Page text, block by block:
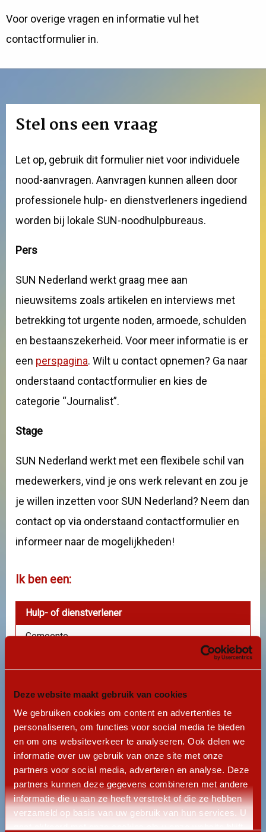
Deze website maakt gebruik van cookies
We gebruiken cookies om content en advertenties te
personaliseren, om functies voor social media te bieden
en om ons websiteverkeer te analyseren. Ook delen we
informatie over uw gebruik van onze site met onze
partners voor social media, adverteren en analyse. Deze
partners kunnen deze gegevens combineren met andere
informatie die u aan ze heeft verstrekt of die ze hebben
verzameld op basis van uw gebruik van hun services. U
Voor overige vragen en informatie vul het
contactformulier in.
Stel ons een vraag
Let op, gebruik dit formulier niet voor individuele
nood-aanvragen. Aanvragen kunnen alleen door
professionele hulp- en dienstverleners ingediend
worden bij lokale SUN-noodhulpbureaus.
Pers
SUN Nederland werkt graag mee aan
nieuwsitems zoals artikelen en interviews met
betrekking tot urgente noden, armoede, schulden
en bestaanszekerheid. Voor meer informatie is er
een perspagina. Wilt u contact opnemen? Ga naar
onderstaand contactformulier en kies de
categorie “Journalist”.
Stage
SUN Nederland werkt met een flexibele schil van
medewerkers, vind je ons werk relevant en zou je
je willen inzetten voor SUN Nederland? Neem dan
contact op via onderstaand contactformulier en
informeer naar de mogelijkheden!
Ik ben een:
Hulp- of dienstverlener
Gemeente
Overig
Naam *